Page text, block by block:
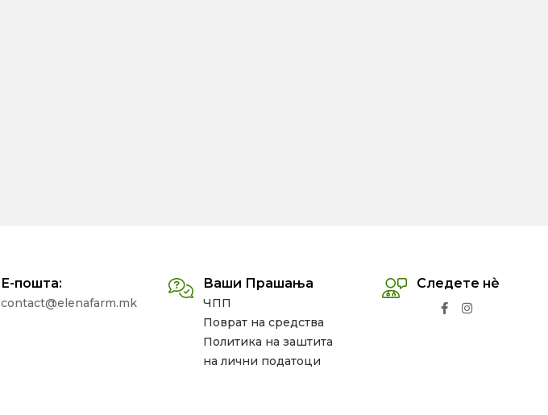
Е-пошта:
contact@elenafarm.mk
Ваши Прашања
ЧПП
Поврат на средства
Политика на заштита
на лични податоци
Следете нѐ